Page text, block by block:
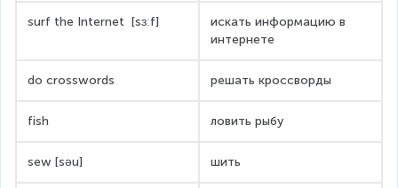
surf the Internet  [sɜːf]
искать информацию в
интернете
do crosswords решать кроссворды
fish ловить рыбу
sew [səu] шить